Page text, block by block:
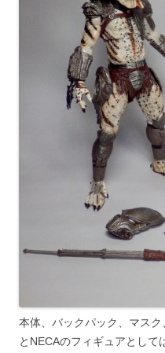
本体、バックパック、マスク
とNECAのフィギュアとして